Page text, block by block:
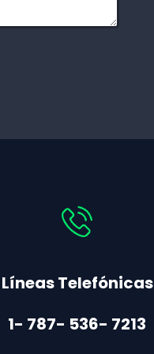
Líneas Telefónicas
1- 787- 536- 7213